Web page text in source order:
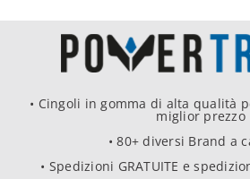
• Cingoli in gomma di alta qualità
miglior prezzo
• 80+ diversi Brand a
• Spedizioni GRATUITE e